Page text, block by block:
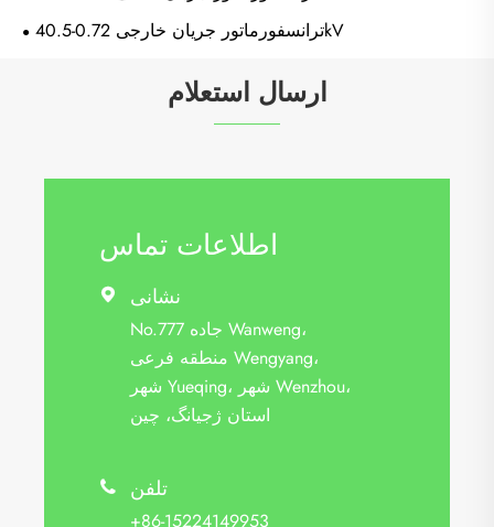
ترانسفورماتور جریان خارجی 0.72-40.5kV
ارسال استعلام
اطلاعات تماس
 نشانی
No.777 جاده Wanweng،
منطقه فرعی Wengyang،
شهر Yueqing، شهر Wenzhou،
استان ژجیانگ، چین
 تلفن
+86-15224149953